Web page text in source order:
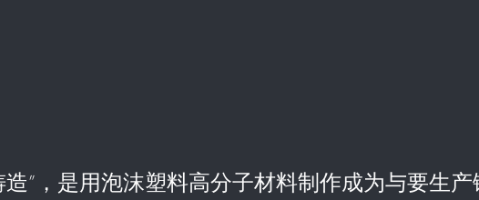
”，是用泡沫塑料高分子材料制作成为与要生